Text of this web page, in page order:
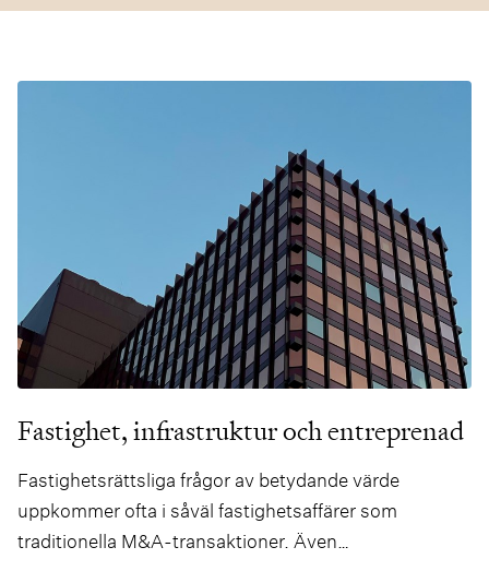
Fastighet, infrastruktur och entreprenad
Fastighetsrättsliga frågor av betydande värde
uppkommer ofta i såväl fastighetsaffärer som
traditionella M&A-transaktioner. Även